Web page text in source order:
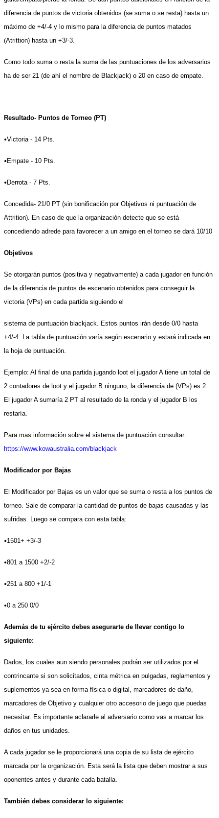
diferencia de puntos de victoria obtenidos (se suma o se resta) hasta un
máximo de +4/-4 y lo mismo para la diferencia de puntos matados
(Atrittion) hasta un +3/-3.
Como todo suma o resta la suma de las puntuaciones de los adversarios
ha de ser 21 (de ahí el nombre de Blackjack) o 20 en caso de empate.
Resultado- Puntos de Torneo (PT)
•Victoria - 14 Pts.
•Empate - 10 Pts.
•Derrota - 7 Pts.
Concedida- 21/0 PT (sin bonificación por Objetivos ni puntuación de
Attrition). En caso de que la organización detecte que se está
concediendo adrede para favorecer a un amigo en el torneo se dará 10/10
Objetivos
Se otorgarán puntos (positiva y negativamente) a cada jugador en función
de la diferencia de puntos de escenario obtenidos para conseguir la
victoria (VPs) en cada partida siguiendo el
sistema de puntuación blackjack. Estos puntos irán desde 0/0 hasta
+4/-4. La tabla de puntuación varía según escenario y estará indicada en
la hoja de puntuación.
Ejemplo: Al final de una partida jugando loot el jugador A tiene un total de
2 contadores de loot y el jugador B ninguno, la diferencia de (VPs) es 2.
El jugador A sumaría 2 PT al resultado de la ronda y el jugador B los
restaría.
Para mas información sobre el sistema de puntuación consultar:
https://www.kowaustralia.com/blackjack
Modificador por Bajas
El Modificador por Bajas es un valor que se suma o resta a los puntos de
torneo. Sale de comparar la cantidad de puntos de bajas causadas y las
sufridas. Luego se compara con esta tabla:
•1501+ +3/-3
•801 a 1500 +2/-2
•251 a 800 +1/-1
•0 a 250 0/0
Además de tu ejército debes asegurarte de llevar contigo lo
siguiente:
Dados, los cuales aun siendo personales podrán ser utilizados por el
contrincante si son solicitados, cinta métrica en pulgadas, reglamentos y
suplementos ya sea en forma física o digital, marcadores de daño,
marcadores de Objetivo y cualquier otro accesorio de juego que puedas
necesitar. Es importante aclararle al adversario como vas a marcar los
daños en tus unidades.
A cada jugador se le proporcionará una copia de su lista de ejército
marcada por la organización. Esta será la lista que deben mostrar a sus
oponentes antes y durante cada batalla.
También debes considerar lo siguiente: